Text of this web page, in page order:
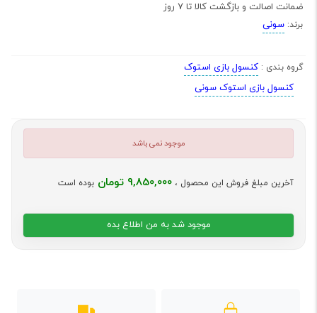
ضمانت اصالت و بازگشت کالا تا 7 روز
برند: سونی
گروه بندی : کنسول بازی استوک
کنسول بازی استوک سونی
موجود نمی باشد
آخرین مبلغ فروش این محصول ، 9,850,000 تومان بوده است
موجود شد به من اطلاع بده